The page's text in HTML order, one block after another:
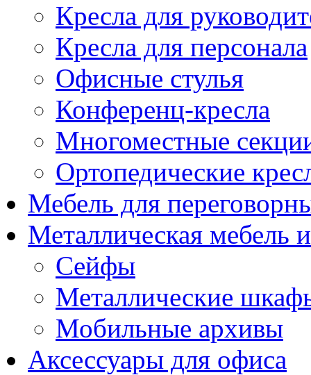
Кресла для
Кресла для персонала
Офисные стулья
Конференц-кресла
Многоместные
Ортопедические
Мебель для
Металлическая мебель
Сейфы
Металлические
Мобильные архивы
Аксессуары для офиса